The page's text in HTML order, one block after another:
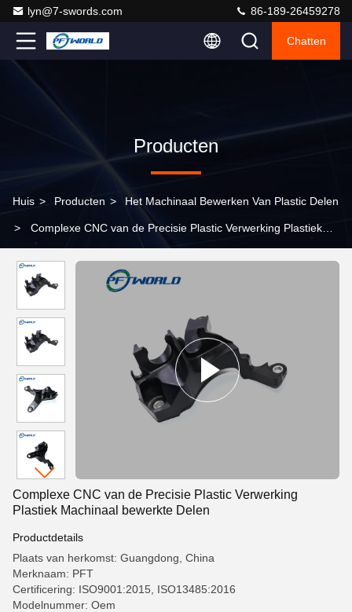
lyn@7-swords.com 86-189-26459278
Chatten
Producten
Huis > Producten > Het Machinaal Bewerken Van Plastic Delen
> Complexe CNC van de Precisie Plastic Verwerking Plastiek
Complexe CNC van de Precisie Plastic Verwerking
Plastiek Machinaal bewerkte Delen
Productdetails
Plaats van herkomst: Guangdong, China
Merknaam: PFT
Certificering: ISO9001:2015, ISO13485:2016
Modelnummer: Oem